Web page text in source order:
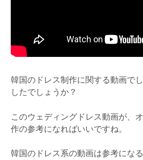
韓国のドレス制作に関する動画で
したでしょうか？
このウェディングドレス動画が、
作の参考になればいいですね。
韓国のドレス系の動画は参考にな